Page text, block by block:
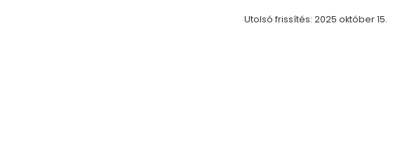
Utolsó frissítés: 2025 október 15.